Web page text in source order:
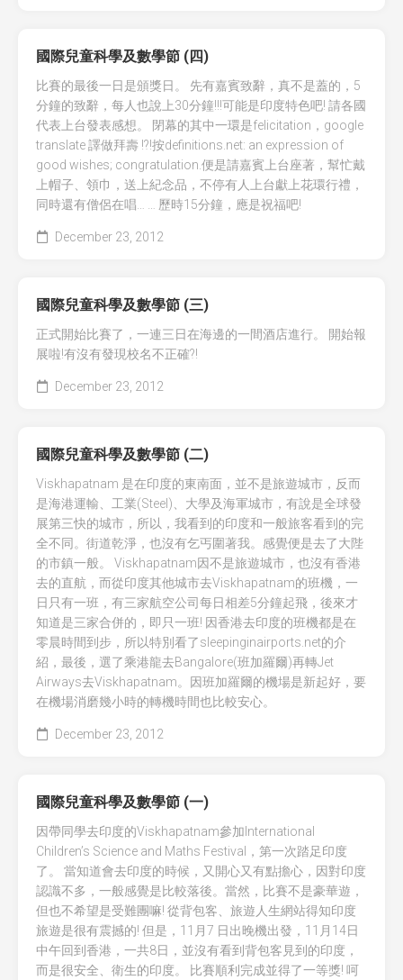
國際兒童科學及數學節 (四)
比賽的最後一日是頒獎日。 先有嘉賓致辭，真不是蓋的，5
分鐘的致辭，每人也說上30分鐘!!!可能是印度特色吧! 請各國
代表上台發表感想。 閉幕的其中一環是felicitation，google
translate 譯做拜壽 !?!按definitions.net: an expression of
good wishes; congratulation.便是請嘉賓上台座著，幫忙戴
上帽子、領巾，送上紀念品，不停有人上台獻上花環行禮，
同時還有僧侶在唱… … 歷時15分鐘，應是祝福吧!
December 23, 2012
國際兒童科學及數學節 (三)
正式開始比賽了，一連三日在海邊的一間酒店進行。 開始報
展啦!有沒有發現校名不正確?!
December 23, 2012
國際兒童科學及數學節 (二)
Viskhapatnam 是在印度的東南面，並不是旅遊城市，反而
是海港運輸、工業(Steel)、大學及海軍城市，有說是全球發
展第三快的城市，所以，我看到的印度和一般旅客看到的完
全不同。街道乾淨，也沒有乞丐圍著我。感覺便是去了大陛
的市鎮一般。 Viskhapatnam因不是旅遊城市，也沒有香港
去的直航，而從印度其他城市去Viskhapatnam的班機，一
日只有一班，有三家航空公司每日相差5分鐘起飛，後來才
知道是三家合併的，即只一班! 因香港去印度的班機都是在
零晨時間到步，所以特別看了sleepinginairports.net的介
紹，最後，選了乘港龍去Bangalore(班加羅爾)再轉Jet
Airways去Viskhapatnam。因班加羅爾的機場是新起好，要
在機場消磨幾小時的轉機時間也比較安心。
December 23, 2012
國際兒童科學及數學節 (一)
因帶同學去印度的Viskhapatnam參加International
Children’s Science and Maths Festival，第一次踏足印度
了。 當知道會去印度的時候，又開心又有點擔心，因對印度
認識不多，一般感覺是比較落後。當然，比賽不是豪華遊，
但也不希望是受難團嘛! 從背包客、旅遊人生網站得知印度
旅遊是很有震撼的! 但是，11月7 日出晚機出發，11月14日
中午回到香港，一共8日，並沒有看到背包客見到的印度，
而是很安全、衛生的印度。 比賽順利完成並得了一等獎! 呵